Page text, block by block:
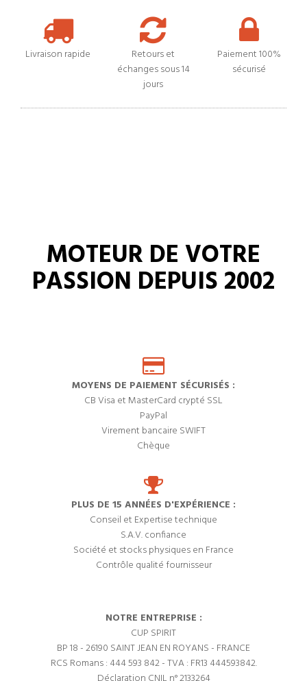
Livraison rapide
Retours et
échanges sous 14
jours
Paiement 100%
sécurisé
MOTEUR DE VOTRE
PASSION DEPUIS 2002
MOYENS DE PAIEMENT SÉCURISÉS :
CB Visa et MasterCard crypté SSL
PayPal
Virement bancaire SWIFT
Chèque
PLUS DE 15 ANNÉES D'EXPÉRIENCE :
Conseil et Expertise technique
S.A.V. confiance
Société et stocks physiques en France
Contrôle qualité fournisseur
NOTRE ENTREPRISE :
CUP SPIRIT
BP 18 - 26190 SAINT JEAN EN ROYANS - FRANCE
RCS Romans : 444 593 842 - TVA : FR13 444593842.